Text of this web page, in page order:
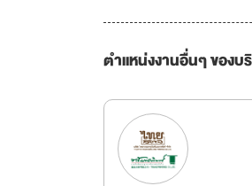
ตำแหน่งงานอื่นๆ ของบ